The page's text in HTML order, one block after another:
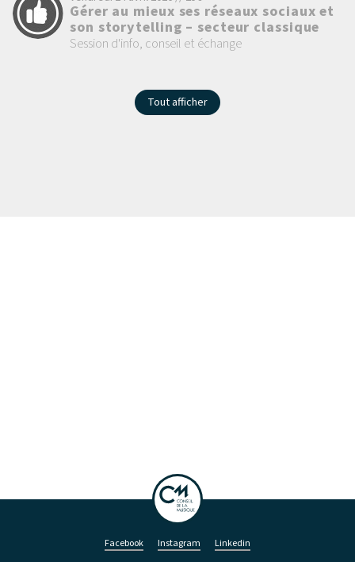
Gérer au mieux ses réseaux sociaux et
son storytelling – secteur classique
Session d'info, conseil et échange
Tout afficher
Facebook Instagram Linkedin